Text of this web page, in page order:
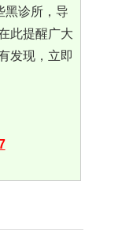
黑诊所，导
此提醒广大
发现，立即